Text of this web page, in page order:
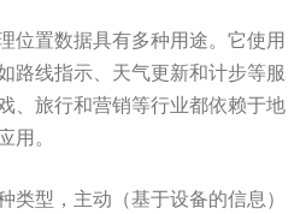
位置数据具有多种用途。它使用
路线指示、天气更新和计步等服
、旅行和营销等行业都依赖于地
用。
类型，主动（基于设备的信息）